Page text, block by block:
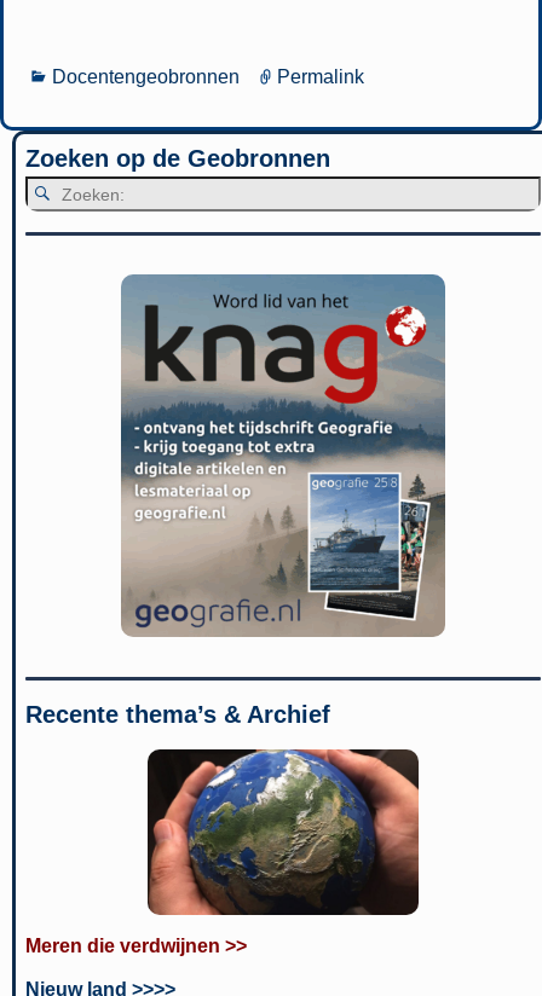
Docentengeobronnen Permalink
Zoeken op de Geobronnen
Recente thema’s & Archief
Meren die verdwijnen >>
Nieuw land >>>>